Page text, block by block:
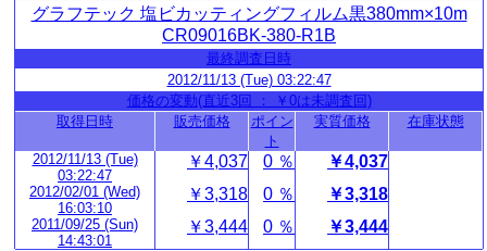
グラフテック 塩ビカッティングフィルム黒380mm×10m
CR09016BK-380-R1B
最終調査日時
2012/11/13 (Tue) 03:22:47
価格の変動(直近3回 ： ￥0は未調査回)
取得日時
販売価格
ポイン
ト
実質価格 在庫状態
2012/11/13 (Tue)
03:22:47
￥4,037 0 ％ ￥4,037
2012/02/01 (Wed)
16:03:10
￥3,318 0 ％ ￥3,318
2011/09/25 (Sun)
14:43:01
￥3,444 0 ％ ￥3,444